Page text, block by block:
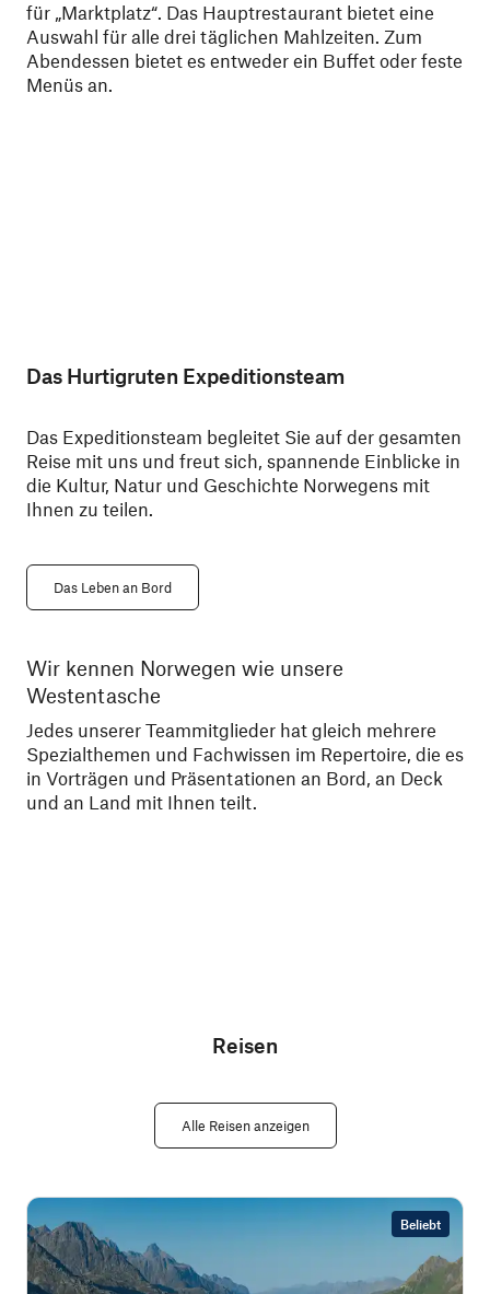
für „Marktplatz“. Das Hauptrestaurant bietet eine
Auswahl für alle drei täglichen Mahlzeiten. Zum
Abendessen bietet es entweder ein Buffet oder feste
Menüs an.
Das Hurtigruten Expeditionsteam
Das Expeditionsteam begleitet Sie auf der gesamten
Reise mit uns und freut sich, spannende Einblicke in
die Kultur, Natur und Geschichte Norwegens mit
Ihnen zu teilen.
Das Leben an Bord
Wir kennen Norwegen wie unsere
Westentasche
Jedes unserer Teammitglieder hat gleich mehrere
Spezialthemen und Fachwissen im Repertoire, die es
in Vorträgen und Präsentationen an Bord, an Deck
und an Land mit Ihnen teilt.
Reisen
Alle Reisen anzeigen
Beliebt